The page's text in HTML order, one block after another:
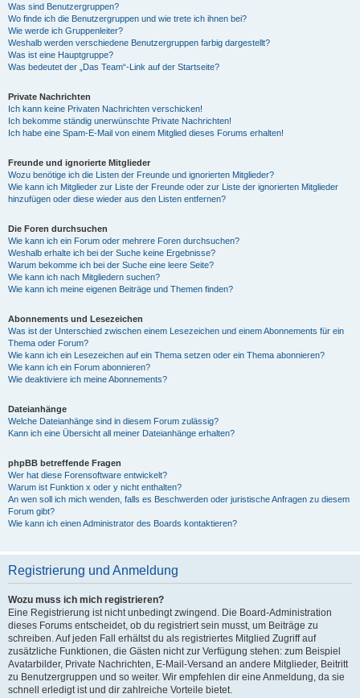
Was sind Benutzergruppen?
Wo finde ich die Benutzergruppen und wie trete ich ihnen bei?
Wie werde ich Gruppenleiter?
Weshalb werden verschiedene Benutzergruppen farbig dargestellt?
Was ist eine Hauptgruppe?
Was bedeutet der „Das Team“-Link auf der Startseite?
Private Nachrichten
Ich kann keine Privaten Nachrichten verschicken!
Ich bekomme ständig unerwünschte Private Nachrichten!
Ich habe eine Spam-E-Mail von einem Mitglied dieses Forums erhalten!
Freunde und ignorierte Mitglieder
Wozu benötige ich die Listen der Freunde und ignorierten Mitglieder?
Wie kann ich Mitglieder zur Liste der Freunde oder zur Liste der ignorierten Mitglieder
hinzufügen oder diese wieder aus den Listen entfernen?
Die Foren durchsuchen
Wie kann ich ein Forum oder mehrere Foren durchsuchen?
Weshalb erhalte ich bei der Suche keine Ergebnisse?
Warum bekomme ich bei der Suche eine leere Seite?
Wie kann ich nach Mitgliedern suchen?
Wie kann ich meine eigenen Beiträge und Themen finden?
Abonnements und Lesezeichen
Was ist der Unterschied zwischen einem Lesezeichen und einem Abonnements für ein
Thema oder Forum?
Wie kann ich ein Lesezeichen auf ein Thema setzen oder ein Thema abonnieren?
Wie kann ich ein Forum abonnieren?
Wie deaktiviere ich meine Abonnements?
Dateianhänge
Welche Dateianhänge sind in diesem Forum zulässig?
Kann ich eine Übersicht all meiner Dateianhänge erhalten?
phpBB betreffende Fragen
Wer hat diese Forensoftware entwickelt?
Warum ist Funktion x oder y nicht enthalten?
An wen soll ich mich wenden, falls es Beschwerden oder juristische Anfragen zu diesem
Forum gibt?
Wie kann ich einen Administrator des Boards kontaktieren?
Registrierung und Anmeldung
Wozu muss ich mich registrieren?
Eine Registrierung ist nicht unbedingt zwingend. Die Board-Administration
dieses Forums entscheidet, ob du registriert sein musst, um Beiträge zu
schreiben. Auf jeden Fall erhältst du als registriertes Mitglied Zugriff auf
zusätzliche Funktionen, die Gästen nicht zur Verfügung stehen: zum Beispiel
Avatarbilder, Private Nachrichten, E-Mail-Versand an andere Mitglieder, Beitritt
zu Benutzergruppen und so weiter. Wir empfehlen dir eine Anmeldung, da sie
schnell erledigt ist und dir zahlreiche Vorteile bietet.